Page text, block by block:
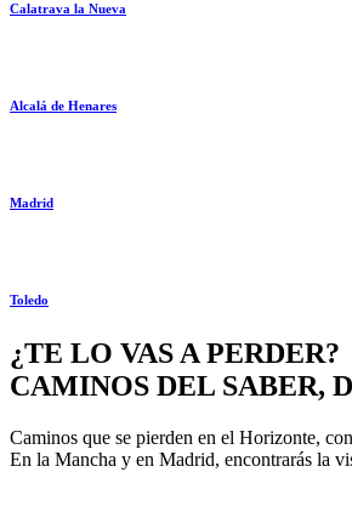
Calatrava la Nueva
Alcalá de Henares
Madrid
Toledo
¿TE LO VAS A PERDER?
CAMINOS DEL SABER,
Caminos que se pierden en el Horizonte,
En la Mancha y en Madrid, encontrarás la